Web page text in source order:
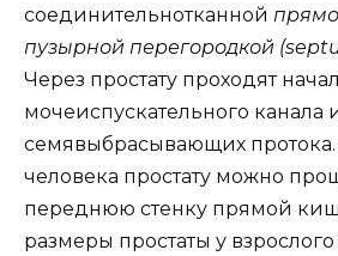
соединительнотканной
пузырной перегородкой
Через простату проходят
мочеиспускательного канала
семявыбрасывающих
человека простату можно
переднюю стенку прямой
размеры простаты у